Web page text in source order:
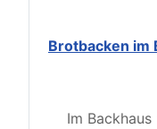
Brotbacken im
Im